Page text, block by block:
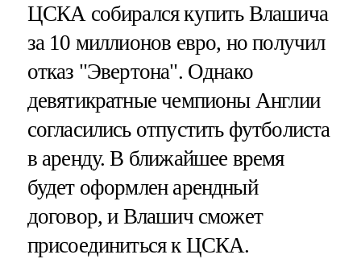
ЦСКА собирался купить Влашича
за 10 миллионов евро, но получил
отказ "Эвертона". Однако
девятикратные чемпионы Англии
согласились отпустить футболиста
в аренду. В ближайшее время
будет оформлен арендный
договор, и Влашич сможет
присоединиться к ЦСКА.